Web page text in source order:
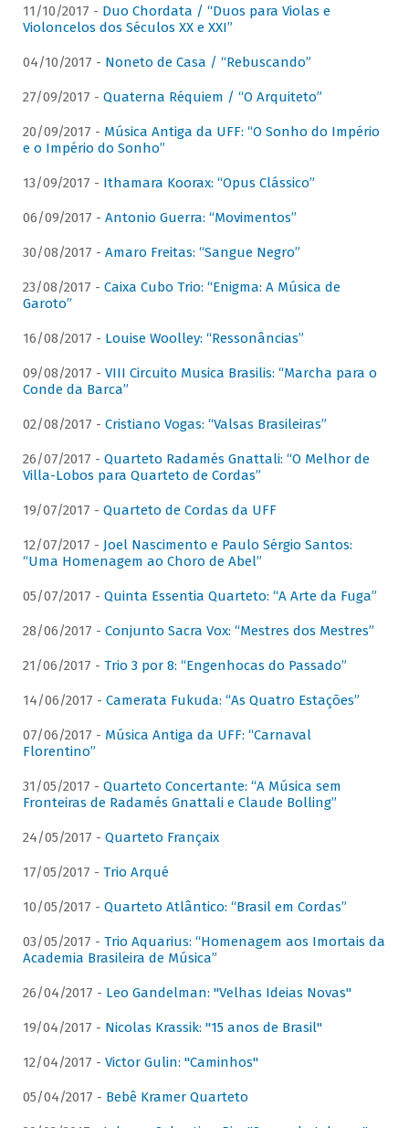
11/10/2017 - Duo Chordata / “Duos para Violas e
Violoncelos dos Séculos XX e XXI”
04/10/2017 - Noneto de Casa / “Rebuscando”
27/09/2017 - Quaterna Réquiem / “O Arquiteto”
20/09/2017 - Música Antiga da UFF: “O Sonho do Império
e o Império do Sonho”
13/09/2017 - Ithamara Koorax: “Opus Clássico”
06/09/2017 - Antonio Guerra: “Movimentos”
30/08/2017 - Amaro Freitas: “Sangue Negro”
23/08/2017 - Caixa Cubo Trio: “Enigma: A Música de
Garoto”
16/08/2017 - Louise Woolley: “Ressonâncias”
09/08/2017 - VIII Circuito Musica Brasilis: “Marcha para o
Conde da Barca”
02/08/2017 - Cristiano Vogas: “Valsas Brasileiras”
26/07/2017 - Quarteto Radamés Gnattali: “O Melhor de
Villa-Lobos para Quarteto de Cordas”
19/07/2017 - Quarteto de Cordas da UFF
12/07/2017 - Joel Nascimento e Paulo Sérgio Santos:
“Uma Homenagem ao Choro de Abel”
05/07/2017 - Quinta Essentia Quarteto: “A Arte da Fuga”
28/06/2017 - Conjunto Sacra Vox: “Mestres dos Mestres”
21/06/2017 - Trio 3 por 8: “Engenhocas do Passado”
14/06/2017 - Camerata Fukuda: “As Quatro Estações”
07/06/2017 - Música Antiga da UFF: “Carnaval
Florentino”
31/05/2017 - Quarteto Concertante: “A Música sem
Fronteiras de Radamés Gnattali e Claude Bolling”
24/05/2017 - Quarteto Françaix
17/05/2017 - Trio Arqué
10/05/2017 - Quarteto Atlântico: “Brasil em Cordas”
03/05/2017 - Trio Aquarius: “Homenagem aos Imortais da
Academia Brasileira de Música”
26/04/2017 - Leo Gandelman: "Velhas Ideias Novas"
19/04/2017 - Nicolas Krassik: "15 anos de Brasil"
12/04/2017 - Victor Gulin: "Caminhos"
05/04/2017 - Bebê Kramer Quarteto